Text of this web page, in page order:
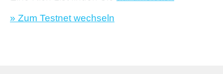
» Zum Testnet wechseln